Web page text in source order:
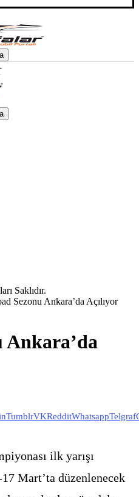
Saklıdır.
Sezonu Ankara’da Açılıyor
Ankara’da
TumblrVKRedditWhatsappTelgraf
ilk yarışı
Mart’ta düzenlenecek